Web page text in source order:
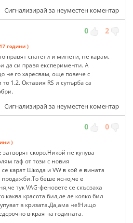
Сигнализирай за неуместен коментар
0 2
години )
правят спагети и минети, не карам.
си правя експерименти. А
не го харесвам, още повече с
1.2. Октавия RS и супърба са
Сигнализирай за неуместен коментар
0 0
)
скоро.Никой не купува
гаф от този с новия
карат Шкода и VW в кой е вината
продажби.То беше ясно,че е
тук VAG-феновете се скъсваха
каква красота бил,ле ле колко бил
в кризата.Да,ама не!Нищо
в края на годината.